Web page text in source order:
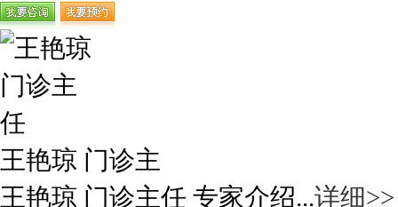
王艳琼 门诊主
王艳琼 门诊主任 专家介绍...详细>>